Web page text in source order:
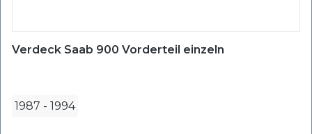
Verdeck Saab 900 Vorderteil einzeln
1987 - 1994